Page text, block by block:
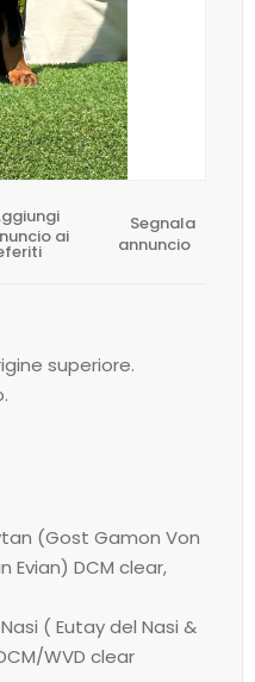
ai
Segnala
annuncio
superiore.
(Gost Gamon Von
Evian) DCM clear,
( Eutay del Nasi &
WVD clear